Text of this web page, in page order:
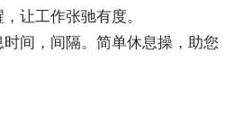
让工作张驰有度。
间，间隔。简单休息操，助您